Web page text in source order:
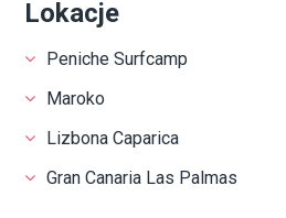
Lokacje
Peniche Surfcamp
Maroko
Lizbona Caparica
Gran Canaria Las Palmas